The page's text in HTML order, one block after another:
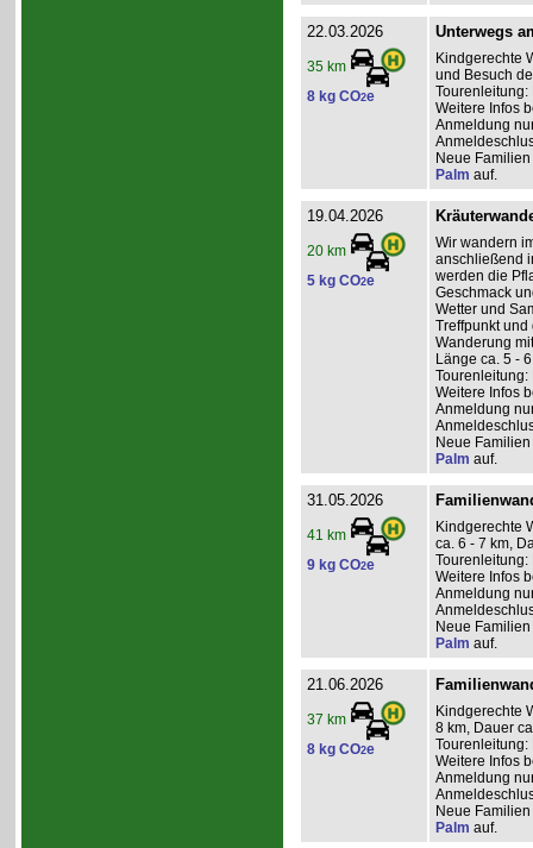
22.03.2026
35 km
8 kg CO2e
Unterwegs
Kindgerechte
und Besuch
Tourenleitung:
Weitere Infos
Anmeldung
Neue
Palm auf.
19.04.2026
20 km
5 kg CO2e
Wir wandern
anschließend
werden die
Geschmack
Wetter und
Treffpunkt
Wanderung
Länge ca. 5 -
Tourenleitung:
Weitere Infos
Anmeldung
Neue
Palm auf.
31.05.2026
41 km
9 kg CO2e
Kindgerechte
ca. 6 - 7 km,
Tourenleitung:
Weitere Infos
Anmeldung
Neue
Palm auf.
21.06.2026
37 km
8 kg CO2e
Kindgerechte
8 km, Dauer
Tourenleitung:
Weitere Infos
Anmeldung
Neue
Palm auf.